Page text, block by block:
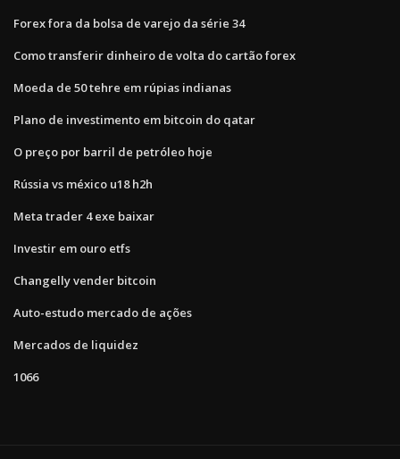
Forex fora da bolsa de varejo da série 34
Como transferir dinheiro de volta do cartão forex
Moeda de 50 tehre em rúpias indianas
Plano de investimento em bitcoin do qatar
O preço por barril de petróleo hoje
Rússia vs méxico u18 h2h
Meta trader 4 exe baixar
Investir em ouro etfs
Changelly vender bitcoin
Auto-estudo mercado de ações
Mercados de liquidez
1066